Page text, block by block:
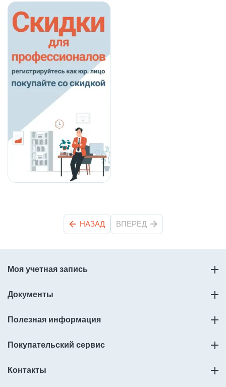
НАЗАД ВПЕРЕД
Моя учетная запись
Документы
Полезная информация
Покупательский сервис
Контакты